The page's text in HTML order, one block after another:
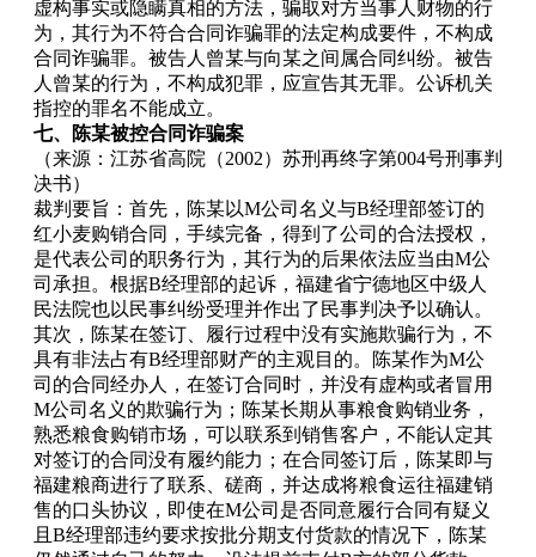
虚构事实或隐瞒真相的方法，骗取对方当事人财物的行
为，其行为不符合合同诈骗罪的法定构成要件，不构成
合同诈骗罪。被告人曾某与向某之间属合同纠纷。被告
人曾某的行为，不构成犯罪，应宣告其无罪。公诉机关
指控的罪名不能成立。
七、陈某被控合同诈骗案
（来源：江苏省高院（2002）苏刑再终字第004号刑事判
决书）
裁判要旨：首先，陈某以M公司名义与B经理部签订的
红小麦购销合同，手续完备，得到了公司的合法授权，
是代表公司的职务行为，其行为的后果依法应当由M公
司承担。根据B经理部的起诉，福建省宁德地区中级人
民法院也以民事纠纷受理并作出了民事判决予以确认。
其次，陈某在签订、履行过程中没有实施欺骗行为，不
具有非法占有B经理部财产的主观目的。陈某作为M公
司的合同经办人，在签订合同时，并没有虚构或者冒用
M公司名义的欺骗行为；陈某长期从事粮食购销业务，
熟悉粮食购销市场，可以联系到销售客户，不能认定其
对签订的合同没有履约能力；在合同签订后，陈某即与
福建粮商进行了联系、磋商，并达成将粮食运往福建销
售的口头协议，即使在M公司是否同意履行合同有疑义
且B经理部违约要求按批分期支付货款的情况下，陈某